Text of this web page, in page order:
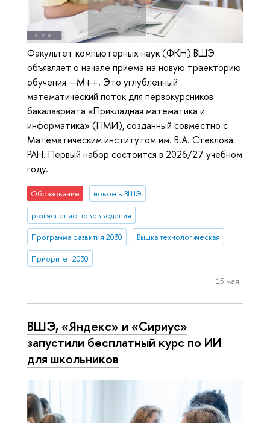
Факультет компьютерных наук (ФКН) ВШЭ
объявляет о начале приема на новую траекторию
обучения —М++. Это углубленный
математический поток для первокурсников
бакалавриата «Прикладная математика и
информатика» (ПМИ), созданный совместно с
Математическим институтом им. В.А. Стеклова
РАН. Первый набор состоится в 2026/27 учебном
году.
Образование новое в ВШЭ
разъяснение нововведения
Программа развития 2030 Вышка технологическая
Приоритет 2030
15 мая
ВШЭ, «Яндекс» и «Сириус»
запустили бесплатный курс по ИИ
для школьников